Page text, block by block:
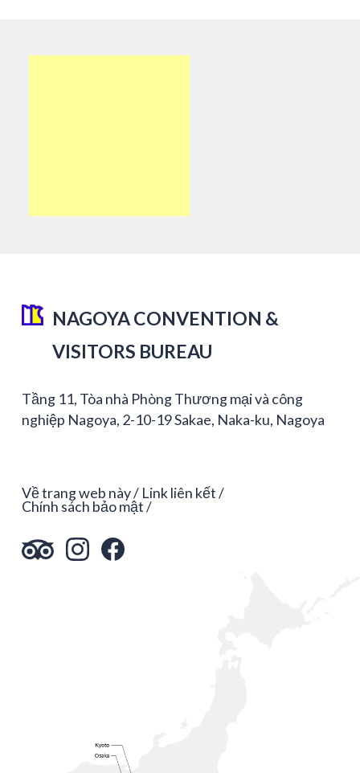
NAGOYA CONVENTION &
VISITORS BUREAU
Tầng 11, Tòa nhà Phòng Thương mại và công
nghiệp Nagoya, 2-10-19 Sakae, Naka-ku, Nagoya
Về trang web này Link liên kết
Chính sách bảo mật